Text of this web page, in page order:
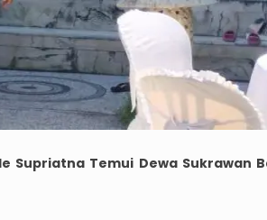
Supriatna Temui Dewa Sukrawan